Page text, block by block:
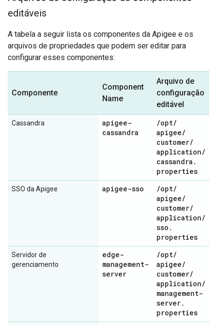
editáveis
A tabela a seguir lista os componentes da Apigee e os
arquivos de propriedades que podem ser editar para
configurar esses componentes:
Componente
Component
Name
Arquivo de
configuração
editável
Cassandra
apigee-
cassandra
/opt/
apigee/
customer/
application/
cassandra .
properties
SSO da Apigee apigee-sso /opt/
apigee/
customer/
application/
sso .
properties
Servidor de
gerenciamento
edge-
management-
server
/opt/
apigee/
customer/
application/
management-
server.
properties